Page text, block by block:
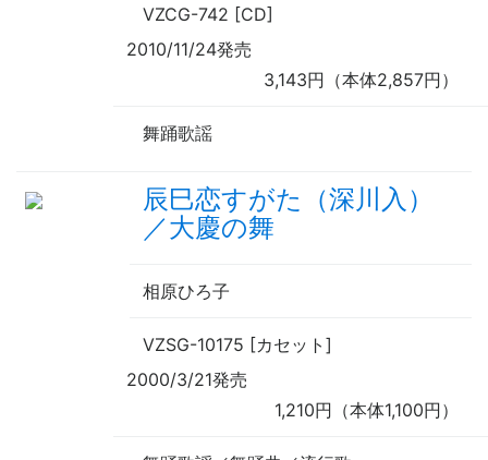
VZCG-742 [CD]
2010/11/24発売
3,143円（本体2,857円）
舞踊歌謡
辰巳恋すがた（深川入）
／大慶の舞
相原ひろ子
VZSG-10175 [カセット]
2000/3/21発売
1,210円（本体1,100円）